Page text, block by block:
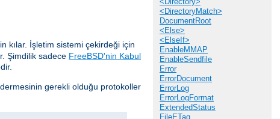
kılar. İşletim sistemi çekirdeği için
Şimdilik sadece FreeBSD'nin Kabul
gerekli olduğu protokoller
<DirectoryMatch>
DocumentRoot
<Else>
<ElseIf>
EnableMMAP
EnableSendfile
Error
ErrorDocument
ErrorLog
ErrorLogFormat
ExtendedStatus
FileETag